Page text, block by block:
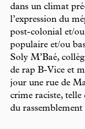
dans un climat
l’expression du
post-colonial et/
populaire et/ou
Soly M’Baé,
de rap B-Vice et
jour une rue de
crime raciste, telle
du